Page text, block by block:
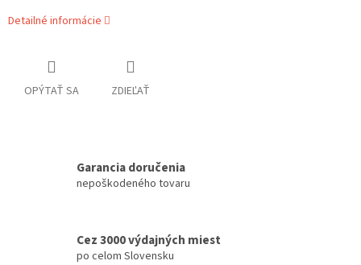
Detailné informácie
OPÝTAŤ SA ZDIEĽAŤ
Garancia doručenia
nepoškodeného tovaru
Cez 3000 výdajných miest
po celom Slovensku